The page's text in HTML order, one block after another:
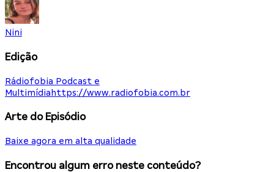
Nini
Edição
Rádiofobia Podcast e
Multimídia https://www.radiofobia.com.br
Arte do Episódio
Baixe agora em alta qualidade
Encontrou algum erro neste conteúdo?